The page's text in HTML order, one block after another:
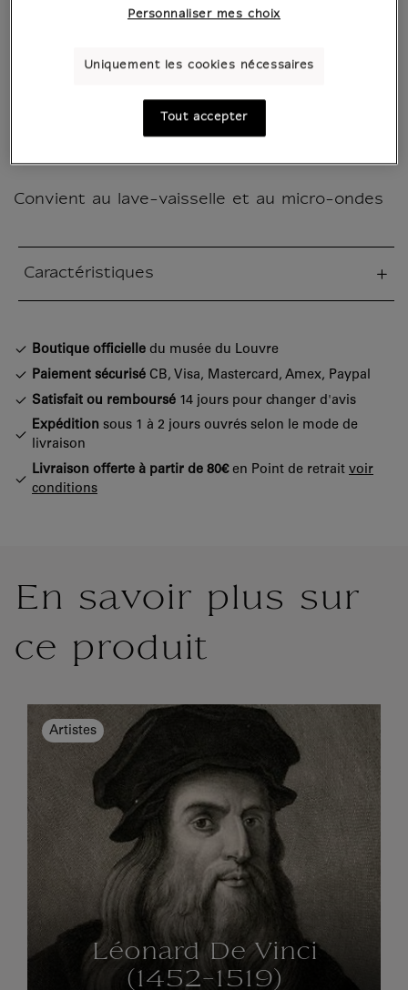
"Cimaise"
Mug reprenant un détail de l'œuvre de
Léonard de Vinci, Portrait de Lisa Gherardini,
Convient au lave-vaisselle et au micro-ondes
Caractéristiques
Boutique officielle du musée du Louvre
Paiement sécurisé CB, Visa, Mastercard, Amex, Paypal
Satisfait ou remboursé 14 jours pour changer d'avis
Expédition sous 1 à 2 jours ouvrés selon le mode de
livraison
Livraison offerte à partir de 80€en Point de retrait voir
conditions
En savoir plus sur
ce produit
Artistes
Léonard De Vinci
(1452-1519)
Personnaliser mes choix
Uniquement les cookies nécessaires
Tout accepter